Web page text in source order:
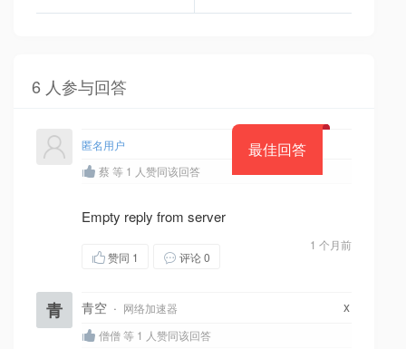
6 人参与回答
最佳回答
匿名用户
蔡 等 1 人赞同该回答
Empty reply from server
1 个月前
赞同 1 评论 0
青 青空 · 网络加速器 x
僧僧 等 1 人赞同该回答